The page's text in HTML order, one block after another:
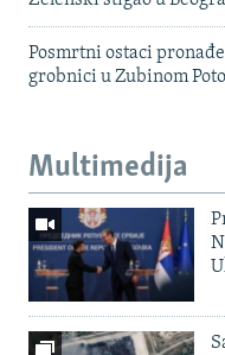
Posmrtni ostaci
grobnici u Zubinom
Multimedija